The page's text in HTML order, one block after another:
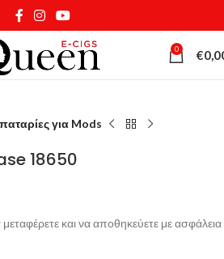
0 €
για Mods
18650
και να αποθηκεύετε με ασφάλεια